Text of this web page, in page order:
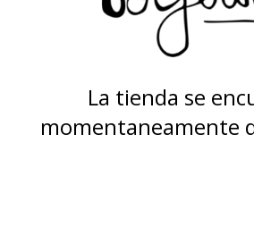
La tienda se
momentaneamente